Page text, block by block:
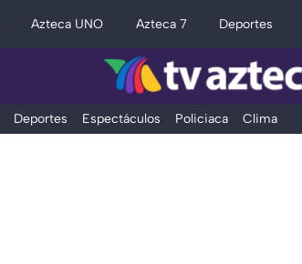
Azteca UNO Azteca 7 Deportes
Deportes Espectáculos Policiaca Clima